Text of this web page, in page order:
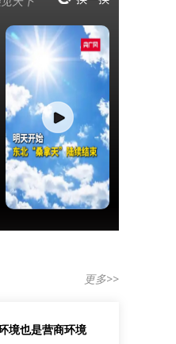
更多>>
境也是营商环境